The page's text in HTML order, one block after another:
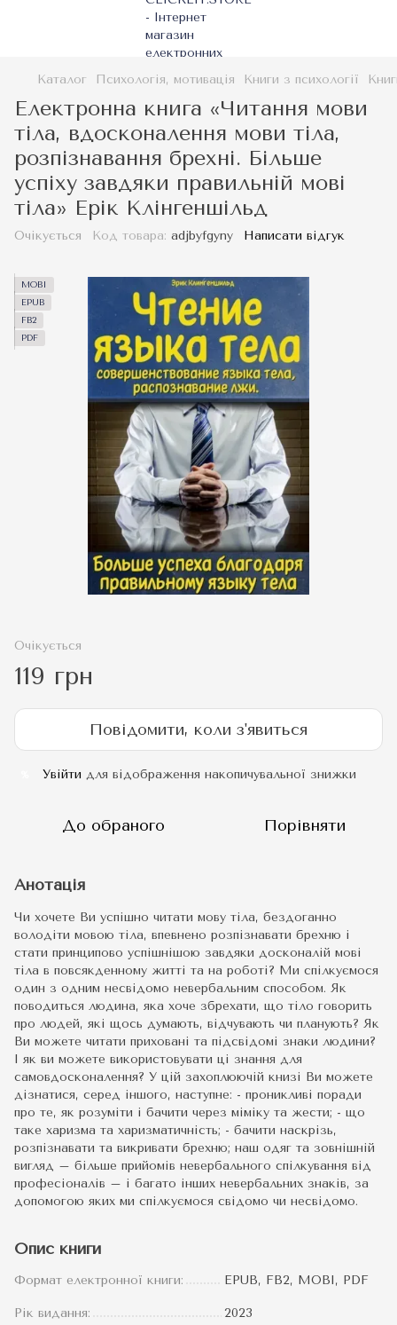
Каталог Психологія, мотивація Книги з психології
Електронна книга «Читання мови
тіла, вдосконалення мови тіла,
розпізнавання брехні. Більше
успіху завдяки правильній мові
тіла» Ерік Клінгеншільд
Очікується Код товара: adjbyfgyny Написати відгук
MOBI
EPUB
FB2
PDF
Очікується
119 грн
Повідомити, коли з'явиться
Увійти для відображення накопичувальної знижки
До обраного Порівняти
Анотація
Чи хочете Ви успішно читати мову тіла, бездоганно
володіти мовою тіла, впевнено розпізнавати брехню і
стати принципово успішнішою завдяки досконалій мові
тіла в повсякденному житті та на роботі? Ми спілкуємося
один з одним несвідомо невербальним способом. Як
поводиться людина, яка хоче збрехати, що тіло говорить
про людей, які щось думають, відчувають чи планують? Як
Ви можете читати приховані та підсвідомі знаки людини?
І як ви можете використовувати ці знання для
самовдосконалення? У цій захоплюючій книзі Ви можете
дізнатися, серед іншого, наступне: - проникливі поради
про те, як розуміти і бачити через міміку та жести; - що
таке харизма та харизматичність; - бачити наскрізь,
розпізнавати та викривати брехню; наш одяг та зовнішній
вигляд – більше прийомів невербального спілкування від
професіоналів – і багато інших невербальних знаків, за
допомогою яких ми спілкуємося свідомо чи несвідомо.
Опис книги
Формат електронної книги: EPUB, FB2, MOBI, PDF
Рік видання: 2023